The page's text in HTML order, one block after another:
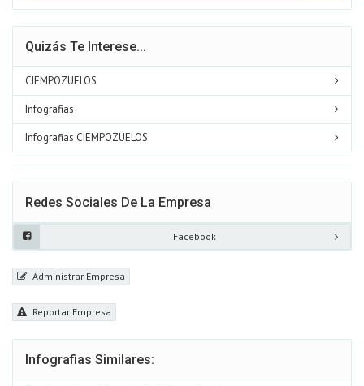
Quizás Te Interese...
CIEMPOZUELOS
Infografias
Infografias CIEMPOZUELOS
Redes Sociales De La Empresa
Facebook
Administrar Empresa
Reportar Empresa
Infografias Similares: